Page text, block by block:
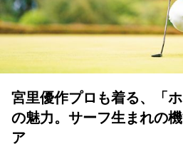
宮里優作プロも着る、「
の魅力。サーフ生まれの
ア